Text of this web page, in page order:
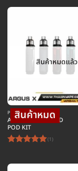
สินค้าหมดแล้ว
POD พอตบุหรี่ไฟฟ้า
ARGUS X 80W MOD
POD KIT
5 คะแนน
(1)